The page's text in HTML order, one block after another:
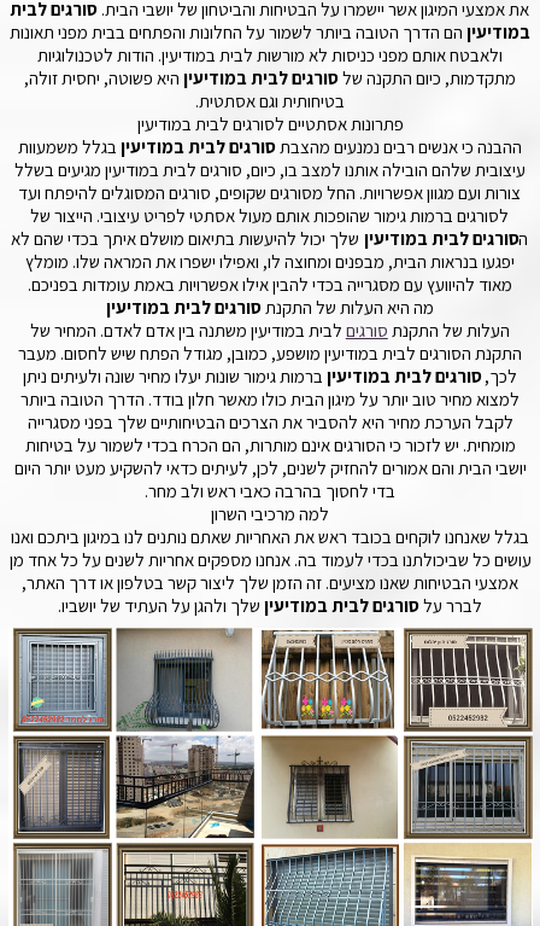
את אמצעי המיגון אשר יישמרו על הבטיחות והביטחון של יושבי הבית. סורגים לבית
במודיעין הם הדרך הטובה ביותר לשמור על החלונות והפתחים בבית מפני תאונות
ולאבטח אותם מפני כניסות לא מורשות לבית במודיעין. הודות לטכנולוגיות
מתקדמות, כיום התקנה שלסורגים לבית במודיעין היא פשוטה, יחסית זולה,
בטיחותית וגם אסתטית.
פתרונות אסתטיים לסורגים לבית במודיעין
ההבנה כי אנשים רבים נמנעים מהצבתסורגים לבית במודיעין בגלל משמעוות
עיצובית שלהם הובילה אותנו למצב בו, כיום, סורגים לבית במודיעין מגיעים בשלל
צורות ועם מגוון אפשרויות. החל מסורגים שקופים, סורגים המסוגלים להיפתח ועד
לסורגים ברמות גימור שהופכות אותם מעול אסתטי לפריט עיצובי. הייצור של
הסורגים לבית במודיעין שלך יכול להיעשות בתיאום מושלם איתך בכדי שהם לא
יפגעו בנראות הבית, מבפנים ומחוצה לו, ואפילו ישפרו את המראה שלו. מומלץ
מאוד להיוועץ עם מסגרייה בכדי להבין אילו אפשרויות באמת עומדות בפניכם.
מה היא העלות של התקנתסורגים לבית במודיעין
העלות של התקנת סורגים לבית במודיעין משתנה בין אדם לאדם. המחיר של
התקנת הסורגים לבית במודיעין מושפע, כמובן, מגודל הפתח שיש לחסום. מעבר
לכך,סורגים לבית במודיעין ברמות גימור שונות יעלו מחיר שונה ולעיתים ניתן
למצוא מחיר טוב יותר על מיגון הבית כולו מאשר חלון בודד. הדרך הטובה ביותר
לקבל הערכת מחיר היא להסביר את הצרכים הבטיחותיים שלך בפני מסגרייה
מומחית. יש לזכור כי הסורגים אינם מותרות, הם הכרח בכדי לשמור על בטיחות
יושבי הבית והם אמורים להחזיק לשנים, לכן, לעיתים כדאי להשקיע מעט יותר היום
בדי לחסוך בהרבה כאבי ראש ולב מחר.
למה מרכיבי השרון
בגלל שאנחנו לוקחים בכובד ראש את האחריות שאתם נותנים לנו במיגון ביתכם ואנו
עושים כל שביכולתנו בכדי לעמוד בה. אנחנו מספקים אחריות לשנים על כל אחד מן
אמצעי הבטיחות שאנו מציעים. זה הזמן שלך ליצור קשר בטלפון או דרך האתר,
לברר עלסורגים לבית במודיעין שלך ולהגן על העתיד של יושביו.